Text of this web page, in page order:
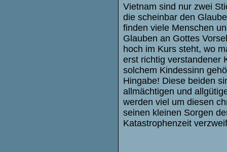
Vietnam sind nur zwei
die scheinbar den
finden viele Menschen
Glauben an Gottes
hoch im Kurs steht, wo
erst richtig verstandener
solchem Kindessinn
Hingabe! Diese beiden
allmächtigen und
werden viel um diesen
seinen kleinen Sorgen
Katastrophenzeit